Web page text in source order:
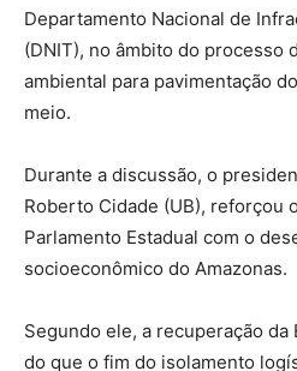
Departamento Nacional de
(DNIT), no âmbito do processo
ambiental para pavimentação
meio.
Durante a discussão, o
Roberto Cidade (UB), reforçou
Parlamento Estadual com o
socioeconômico do Amazonas.
Segundo ele, a recuperação
do que o fim do isolamento